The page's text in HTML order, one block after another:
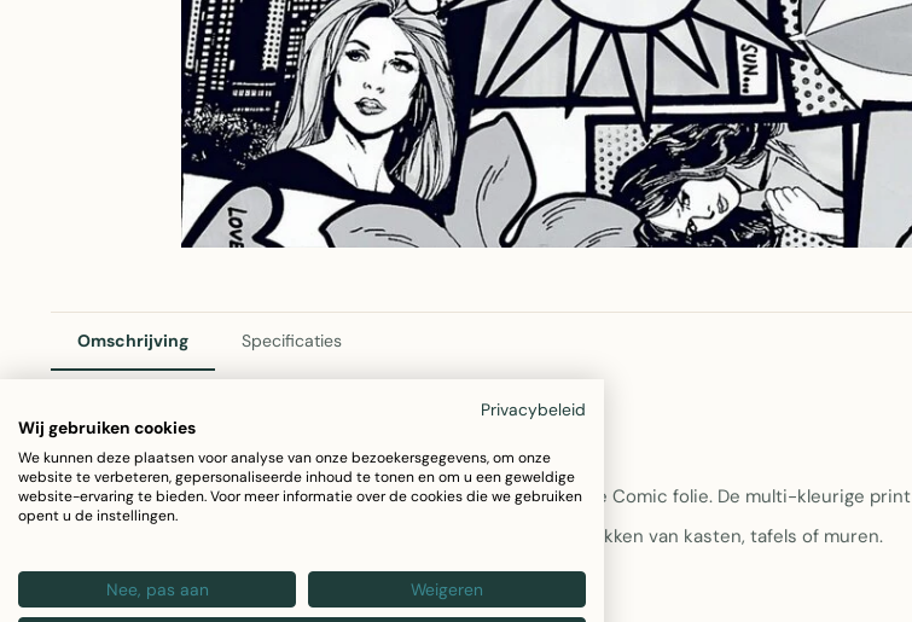
Omschrijving Specificaties
2Lif Comic Zelfklevende Folie – Mini Rol Multi
Voeg kleur en karakter toe aan je interieur met deze zelfklevende Comic folie. De multi-kleurige print
zorgt voor een speelse, vrolijke uitstraling. Perfect voor het bedekken van kasten, tafels of muren.
Afmetingen: 45 cm x 2 meter
Privacybeleid
Wij gebruiken cookies
We kunnen deze plaatsen voor analyse van onze bezoekersgegevens, om onze
website te verbeteren, gepersonaliseerde inhoud te tonen en om u een geweldige
website-ervaring te bieden. Voor meer informatie over de cookies die we gebruiken
opent u de instellingen.
Nee, pas aan Weigeren